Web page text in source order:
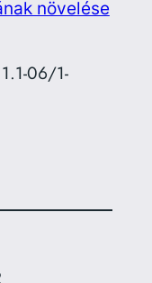
növelése
06/1-